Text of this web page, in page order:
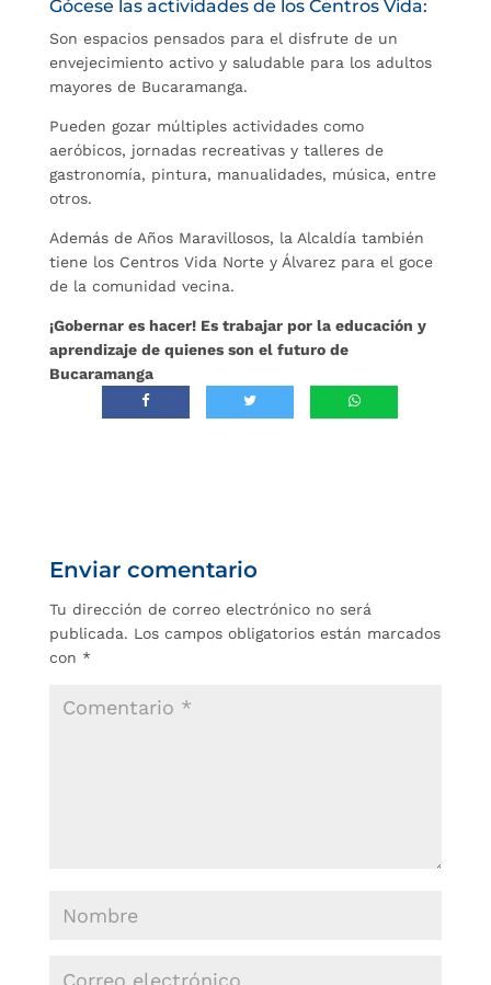
Gócese las actividades de los Centros Vida:
Son espacios pensados para el disfrute de un
envejecimiento activo y saludable para los adultos
mayores de Bucaramanga.
Pueden gozar múltiples actividades como
aeróbicos, jornadas recreativas y talleres de
gastronomía, pintura, manualidades, música, entre
otros.
Además de Años Maravillosos, la Alcaldía también
tiene los Centros Vida Norte y Álvarez para el goce
de la comunidad vecina.
¡Gobernar es hacer! Es trabajar por la educación y
aprendizaje de quienes son el futuro de
Bucaramanga
Enviar comentario
Tu dirección de correo electrónico no será
publicada. Los campos obligatorios están marcados
con *